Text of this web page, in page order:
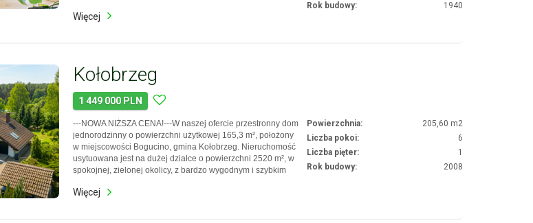
ogrodem, wiatą na dwa samochody, domkiem letniskowym i
Rok budowy:
1940
Więcej
Kołobrzeg
1 449 000 PLN
---NOWA NIŻSZA CENA!---W naszej ofercie przestronny dom
jednorodzinny o powierzchni użytkowej 165,3 m², położony
w miejscowości Bogucino, gmina Kołobrzeg. Nieruchomość
usytuowana jest na dużej działce o powierzchni 2520 m², w
spokojnej, zielonej okolicy, z bardzo wygodnym i szybkim
zamieszkania, po remoncie i stanowi doskonałą propozycję
Powierzchnia:
205,60 m2
Liczba pokoi:
6
Liczba pięter:
1
Rok budowy:
2008
Więcej